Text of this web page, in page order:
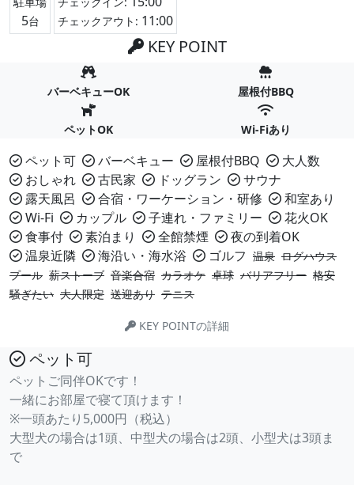
5台 チェックアウト: 11:00
KEY POINT
バーベキューOK 屋根付BBQ
ペットOK Wi-Fiあり
ペット可 バーベキュー 屋根付BBQ
大人数
おしゃれ
古民家 ドッグラン
サウナ
露天風呂
合宿・ワーケーション・研修
和室あり
Wi-Fi
カップル 子連れ・ファミリー
花火OK
食事付
素泊まり 全館禁煙
夜の到着OK
温泉近隣
海沿い・海水浴 ゴルフ 温泉 ログハウス
プール 薪ストーブ 音楽合宿 カラオケ 卓球 バリアフリー 格安
騒ぎたい 大人限定 送迎あり テニス
KEY POINTの詳細
ペット可
ペットご同伴OKです！
一緒にお部屋で寝て頂けます！
※一頭あたり5,000円（税込）
大型犬の場合は1頭、中型犬の場合は2頭、小型犬は3頭ま
で